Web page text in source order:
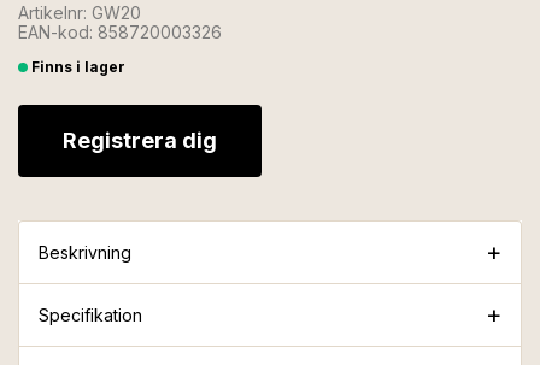
Artikelnr: GW20
EAN-kod: 858720003326
Finns i lager
Registrera dig
Beskrivning
Specifikation